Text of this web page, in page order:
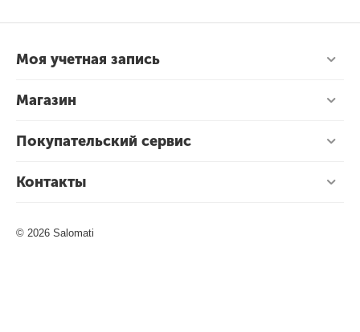
Моя учетная запись
Магазин
Покупательский сервис
Контакты
© 2026 Salomati